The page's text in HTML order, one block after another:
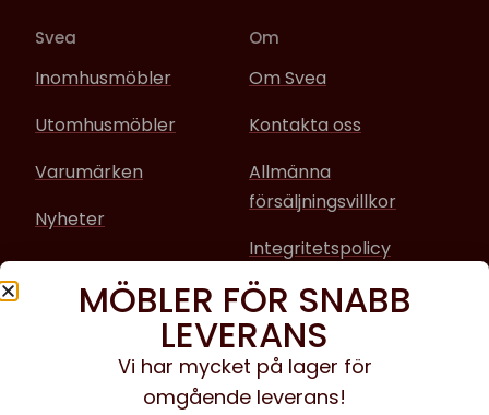
Svea
Inomhusmöbler
Utomhusmöbler
Varumärken
Nyheter
Om
Om Svea
Kontakta oss
Allmänna
försäljningsvillkor
Integritetspolicy
Sociala media
Facebook
Instagram
MÖBLER FÖR SNABB
LEVERANS
Vi har mycket på lager för
omgående leverans!